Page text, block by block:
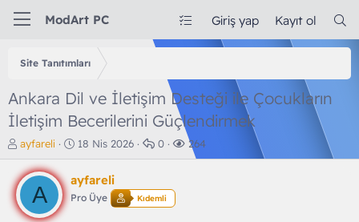
ModArt PC Giriş yap Kayıt ol
Site Tanıtımları
Ankara Dil ve İletişim Desteği ile Çocukların
İletişim Becerilerini Güçlendirmek
K
o
n
b
u
y
ayfareli
B
a
l
a
18 Nis 2026
C
e
p
0
G
ö
264
A
ayfareli
Pro Üye Kıdemli